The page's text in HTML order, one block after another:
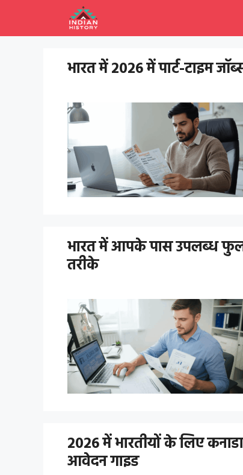
भारत में 2026 में पार्ट-टाइम
भारत में आपके पास उपलब्ध फुल-
तरीके
2026 में भारतीयों के लिए
आवेदन गाइड